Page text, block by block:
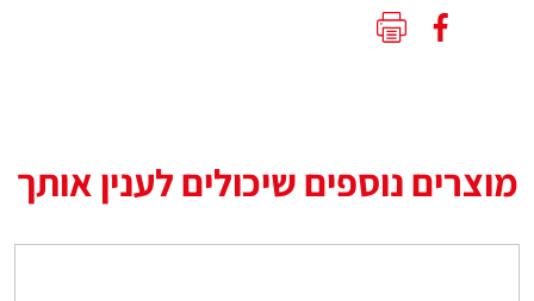
מוצרים נוספים שיכולים לענין אותך